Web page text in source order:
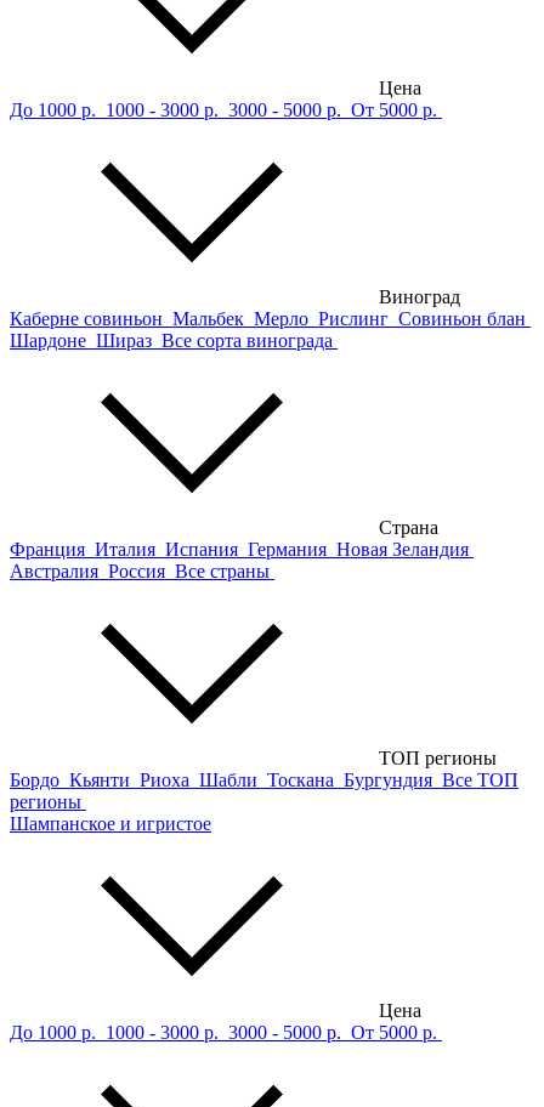
Цена
До 1000 р. 1000 - 3000 р. 3000 - 5000 р. От 5000 р.
Виноград
Каберне совиньон Мальбек Мерло Рислинг Совиньон блан
Шардоне Шираз Все сорта винограда
Страна
Франция Италия Испания Германия Новая Зеландия
Австралия Россия Все страны
ТОП регионы
Бордо Кьянти Риоха Шабли Тоскана Бургундия Все ТОП
регионы
Шампанское и игристое
Цена
До 1000 р. 1000 - 3000 р. 3000 - 5000 р. От 5000 р.